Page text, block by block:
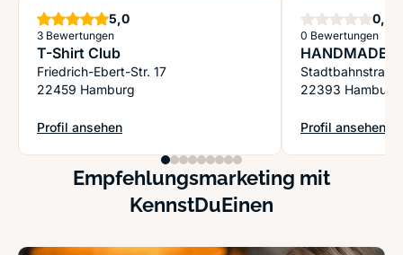
5,0Sterne
3 Bewertungen
T-Shirt Club
Friedrich-Ebert-Str. 17
22459 Hamburg
Profil ansehen
: T-Shirt Club
0,0
0 Bewertungen
HANDMADE
22393 Hamburg
Profil ansehen
: HANDMADE
Empfehlungsmarketing mit
KennstDuEinen